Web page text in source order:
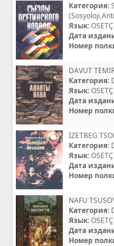
Категория:
Язык:
Дата
Номер
DAVUT
Категория:
Язык:
Дата
Номер
İZETBEG
Категория:
Язык:
Дата
Номер
NAFU
Категория:
Язык:
Дата
Номер